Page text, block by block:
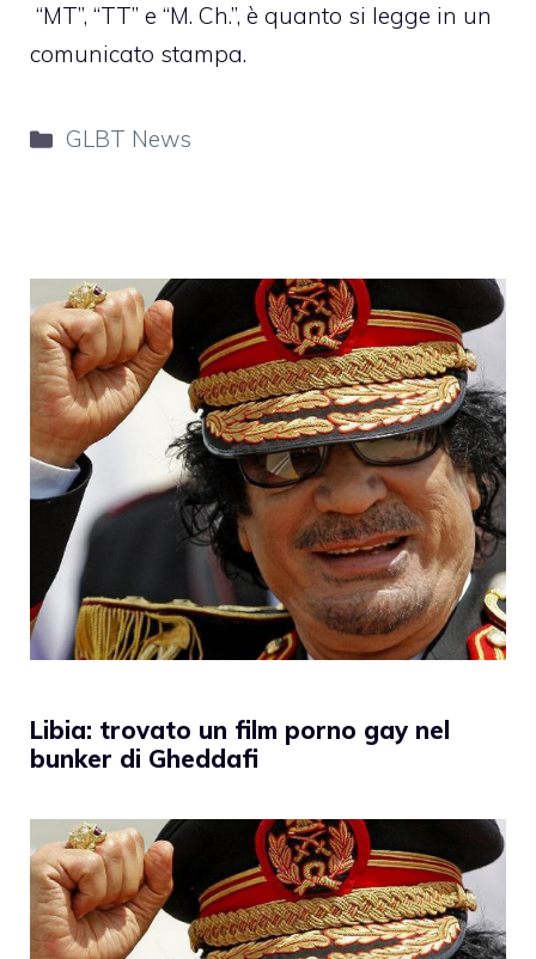
“MT”, “TT” e “M. Ch.”, è quanto si legge in un
comunicato stampa.
Categorie
GLBT News
Libia: trovato un film porno gay nel
bunker di Gheddafi